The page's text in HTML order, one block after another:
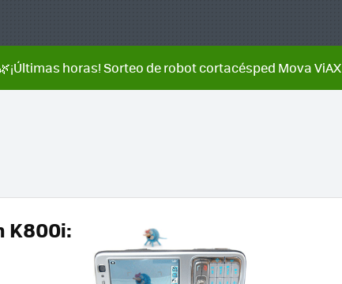
horas! Sorteo de robot cortacésped Mova ViAX
K800i: